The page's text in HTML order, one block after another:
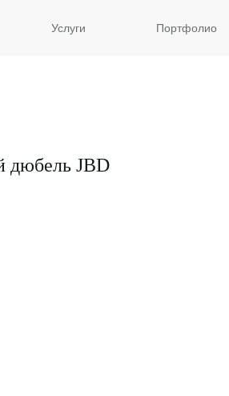
Услуги Портфолио
дюбель JBD